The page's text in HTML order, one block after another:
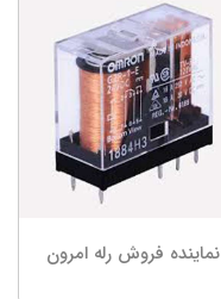
نماینده فروش رله امرون